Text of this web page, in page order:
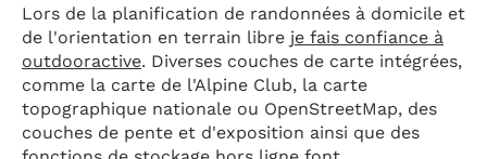
Lors de la planification de randonnées à domicile et
de l'orientation en terrain libre je fais confiance à
outdooractive. Diverses couches de carte intégrées,
comme la carte de l'Alpine Club, la carte
topographique nationale ou OpenStreetMap, des
couches de pente et d'exposition ainsi que des